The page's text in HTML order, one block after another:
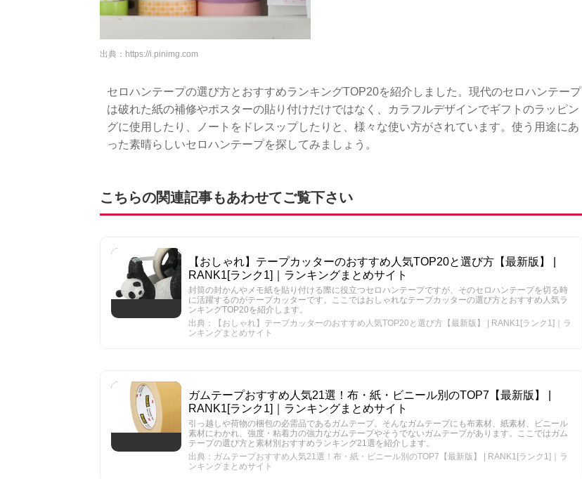
出典： https://i.pinimg.com
セロハンテープの選び方とおすすめランキングTOP20を紹介しました。現代のセロハンテープ
は破れた紙の補修やポスターの貼り付けだけではなく、カラフルデザインでギフトのラッピン
グに使用したり、ノートをドレスップしたりと、様々な使い方がされています。使う用途にあ
った素晴らしいセロハンテープを探してみましょう。
こちらの関連記事もあわせてご覧下さい
【おしゃれ】テープカッターのおすすめ人気TOP20と選び方【最新版】 |
RANK1[ランク1]｜ランキングまとめサイト
封筒の封かんやメモ紙を貼り付ける際に役立つセロハンテープですが、そのセロハンテープを切る時
に活躍するのがテープカッターです。ここではおしゃれなテープカッターの選び方とおすすめ人気ラ
ンキングTOP20を紹介します。
出典：【おしゃれ】テープカッターのおすすめ人気TOP20と選び方【最新版】 | RANK1[ランク1]｜ラ
ンキングまとめサイト
ガムテープおすすめ人気21選！布・紙・ビニール別のTOP7【最新版】 |
RANK1[ランク1]｜ランキングまとめサイト
引っ越しや荷物の梱包の必需品であるガムテープ。そんなガムテープにも布素材、紙素材、ビニール
素材にわかれ、強度・粘着力の強力なガムテープやそうでないガムテープがあります。ここではガム
テープの選び方と素材別おすすめランキング21選を紹介します。
出典：ガムテープおすすめ人気21選！布・紙・ビニール別のTOP7【最新版】 | RANK1[ランク1]｜ラ
ンキングまとめサイト